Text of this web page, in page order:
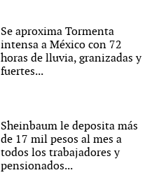
Se aproxima Tormenta
intensa a México con 72
horas de lluvia, granizadas y
fuertes...
Sheinbaum le deposita más
de 17 mil pesos al mes a
todos los trabajadores y
pensionados...